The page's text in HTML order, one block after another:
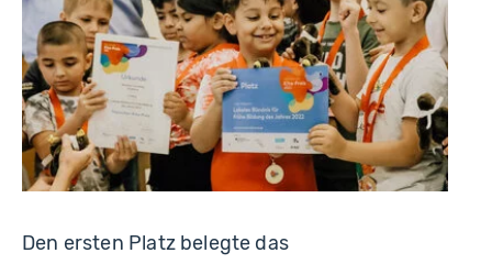
Den ersten Platz belegte das